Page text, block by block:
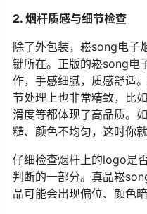
2. 烟杆质感与细节检查
除了外包装，崧song电子
键所在。正版的崧song电
作，手感细腻，质感舒适
节处理上也非常精致，比
滑度等都体现了高品质。
糙、颜色不均匀，这时你
仔细检查烟杆上的logo是
判断的一部分。真品崧
品可能会出现偏位、颜色